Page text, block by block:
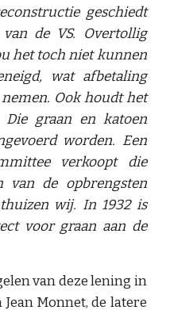
geschiedt
de VS. Overtollig
het toch niet kunnen
wat afbetaling
Ook houdt het
graan en katoen
worden. Een
verkoopt die
de opbrengsten
wij. In 1932 is
voor graan aan de
van deze lening in
Monnet, de latere